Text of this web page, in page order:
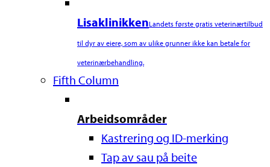
LisaklinikkenLandets første gratis veterinærtilbud
til dyr av eiere, som av ulike grunner ikke kan betale for
veterinærbehandling.
Fifth Column
Arbeidsområder
Kastrering og ID-merking
Tap av sau på beite